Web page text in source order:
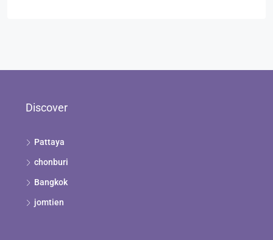
Discover
Pattaya
chonburi
Bangkok
jomtien